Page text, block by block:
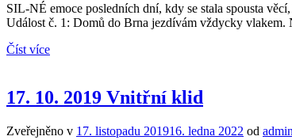
SIL-NÉ emoce posledních dní, kdy se stala spousta
Událost č. 1: Domů do Brna jezdívám vždycky
Číst více
17. 10. 2019 Vnitřní klid
Zveřejněno v 17. listopadu 201916. ledna 2022 od admin